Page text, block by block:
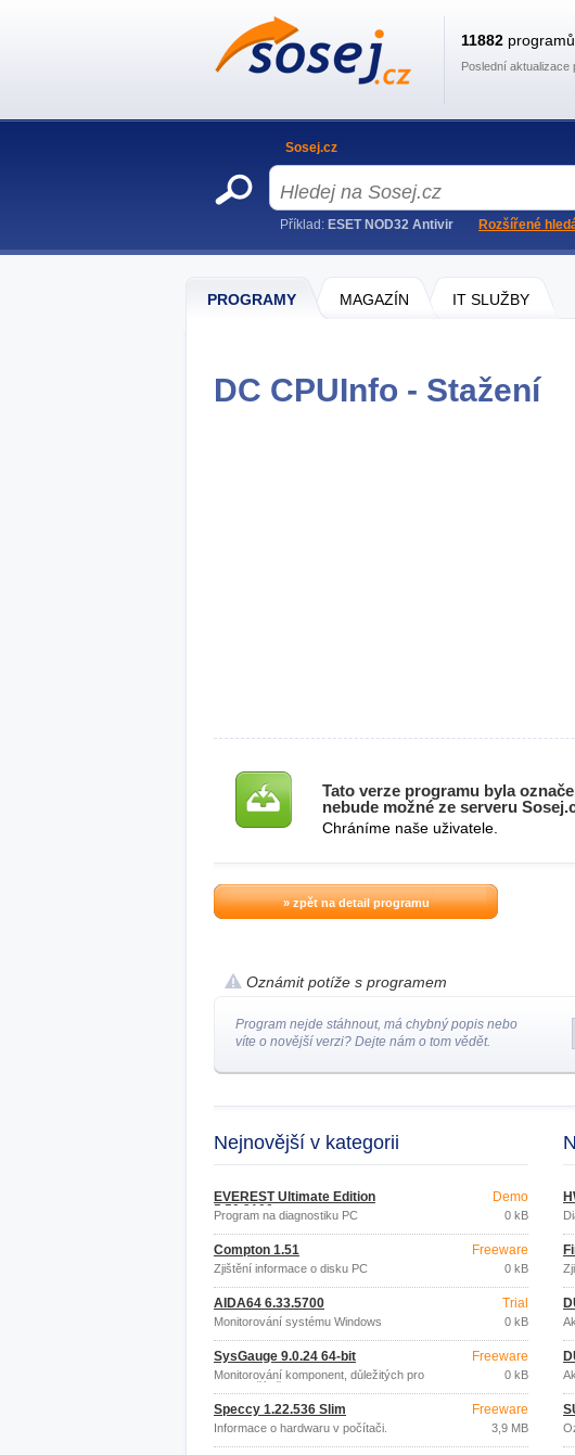
PROGRAMY MAGAZÍN IT SLUŽBY
DC CPUInfo - Stažení
Tato verze programu byla
nebude možné ze serveru
Chráníme naše uživatele.
» zpět na detail programu
Oznámit potíže s programem
Program nejde stáhnout, má chybný popis nebo
víte o novější verzi? Dejte nám o tom vědět.
Nejnovější v kategorii
EVEREST Ultimate Edition
5.50.2100
Program na diagnostiku PC
Demo
0 kB
Compton 1.51
Zjištění informace o disku PC
Freeware
0 kB
AIDA64 6.33.5700
Monitorování systému Windows
Trial
0 kB
SysGauge 9.0.24 64-bit
Monitorování komponent, důležitých pro
chod počítače
Freeware
0 kB
Speccy 1.22.536 Slim
Informace o hardwaru v počítači.
Freeware
3,9 MB
11882
Poslední aktualizace
Sosej.cz
Příklad: ESET NOD32 Antivir Rozšířené